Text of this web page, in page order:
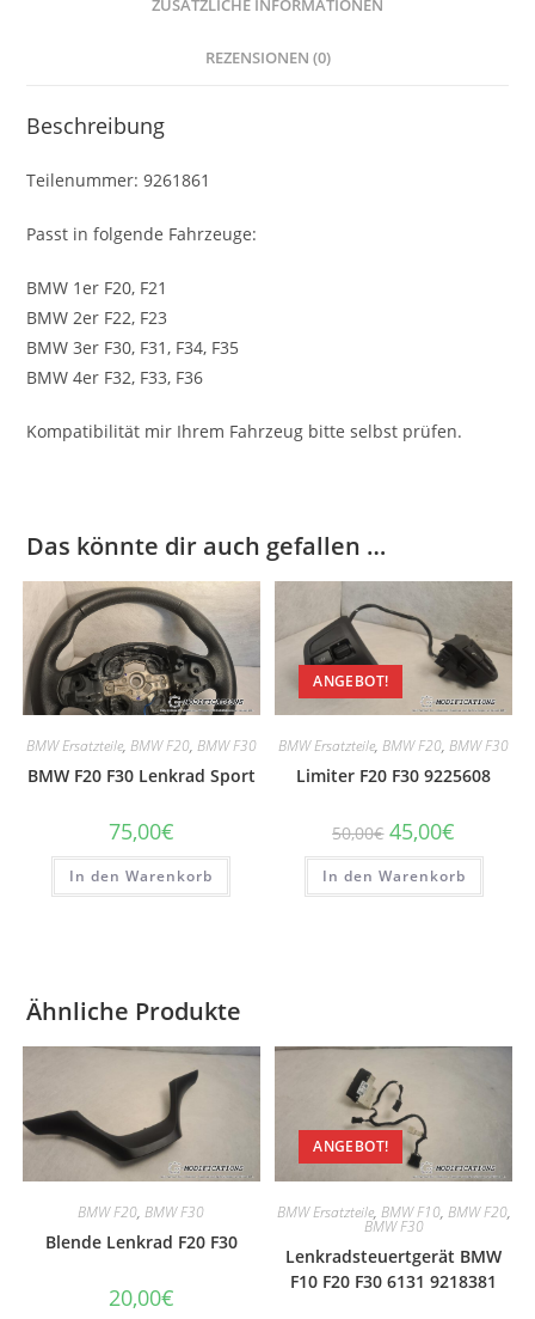
ZUSÄTZLICHE INFORMATIONEN
REZENSIONEN (0)
Beschreibung
Teilenummer: 9261861
Passt in folgende Fahrzeuge:
BMW 1er F20, F21
BMW 2er F22, F23
BMW 3er F30, F31, F34, F35
BMW 4er F32, F33, F36
Kompatibilität mir Ihrem Fahrzeug bitte selbst prüfen.
Das könnte dir auch gefallen …
BMW Ersatzteile, BMW F20, BMW F30
BMW F20 F30 Lenkrad Sport
75,00€
In den Warenkorb
ANGEBOT!
BMW Ersatzteile,BMW F20,BMW F30
Limiter F20 F30 9225608
50,00€ Ursprünglicher
Preis
war:
50,00€
45,00€
ist:
45,00€.
In den Warenkorb
Ähnliche Produkte
BMW F20,BMW F30
Blende Lenkrad F20 F30
20,00€
ANGEBOT!
BMW Ersatzteile, BMW F10, BMW F20,
BMW F30
Lenkradsteuertgerät BMW
F10 F20 F30 6131 9218381